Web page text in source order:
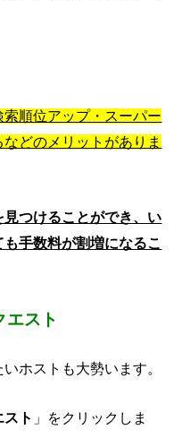
順位アップ・スーパー
どのメリットがありま
つけることができ、い
手数料が割増になるこ
エスト
ホストも大勢います。
ト 」をクリックしま